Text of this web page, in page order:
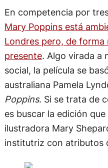
En competencia por
Mary Poppins está
Londres pero, de forma
presente. Algo virada a
social, la película se
australiana Pamela
Poppins. Si se trata de
es buscar la edición
ilustradora Mary
institutriz con atributos